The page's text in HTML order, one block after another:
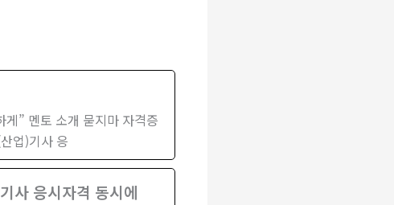
” 멘토 소개 묻지마 자격증
업)기사 응
사 응시자격 동시에